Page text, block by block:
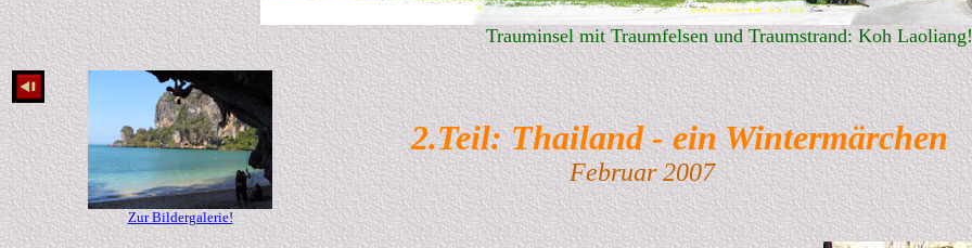
Trauminsel mit Traumfelsen und Traumstrand: Koh Laoliang!
Zur Bildergalerie!
2.Teil: Thailand - ein Wintermärchen
Februar 2007